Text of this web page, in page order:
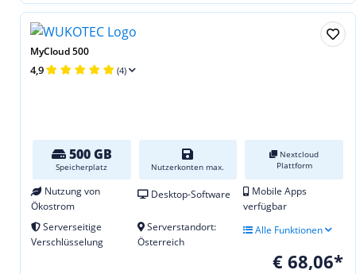
MyCloud 500
4,9 (4)
500 GB
Speicherplatz Nutzerkonten max.
Nextcloud
Plattform
Nutzung von
Ökostrom
Desktop-Software
Mobile Apps
verfügbar
Serverseitige
Verschlüsselung
Serverstandort:
Österreich
Alle Funktionen
€ 68,06*